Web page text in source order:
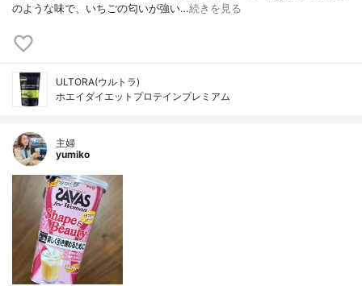
のような味で、いちごの匂いが強い…続きを見る
ULTORA(ウルトラ)
ホエイダイエットプロテインプレミアム
主婦
yumiko